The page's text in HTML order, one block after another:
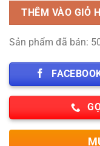
THÊM VÀO GIỎ
Sản phẩm đã bán: